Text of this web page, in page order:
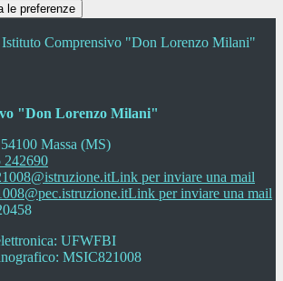
le preferenze
Istituto Comprensivo "Don Lorenzo Milani"
"Don Lorenzo Milani"
Massa (MS)
242690
Link per inviare una mail
Link per inviare una mail
UFWFBI
MSIC821008